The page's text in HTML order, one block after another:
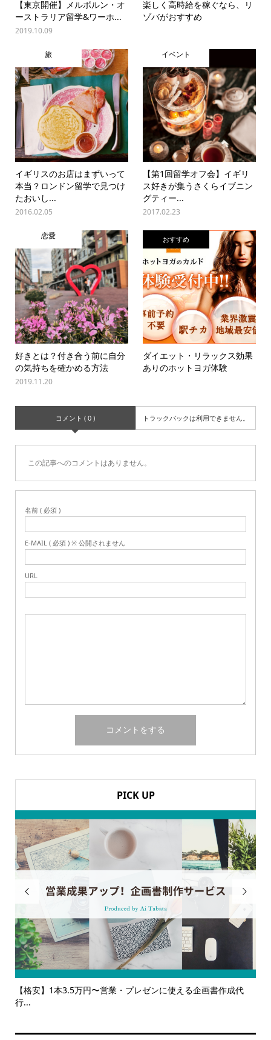
【東京開催】メルボルン・オ
ーストラリア留学&ワーホ...
2019.10.09
楽しく高時給を稼ぐなら、リ
ゾバがおすすめ
旅
イギリスのお店はまずいって
本当？ロンドン留学で見つけ
たおいし...
2016.02.05
イベント
【第1回留学オフ会】イギリ
ス好きが集うさくらイブニン
グティー...
2017.02.23
恋愛
好きとは？付き合う前に自分
の気持ちを確かめる方法
2019.11.20
おすすめ
ダイエット・リラックス効果
ありのホットヨガ体験
コメント ( 0 ) トラックバックは利用できません。
この記事へのコメントはありません。
名前 ( 必須 )
E-MAIL ( 必須 ) ※ 公開されません
URL
PICK UP

企画書作成代
【サービス一覧】広報・企画・デザインの単発依頼
